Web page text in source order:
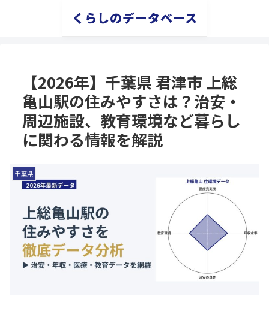
くらしのデータベース
【2026年】千葉県 君津市 上総
亀山駅の住みやすさは？治安・
周辺施設、教育環境など暮らし
に関わる情報を解説
千葉県